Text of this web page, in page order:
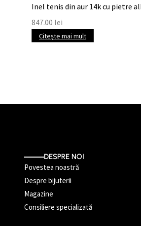
Inel tenis din aur 14k cu pietre
847.00 lei
Citește mai mult
DESPRE NOI
Povestea noastră
Despre bijuterii
Magazine
Consiliere specializată